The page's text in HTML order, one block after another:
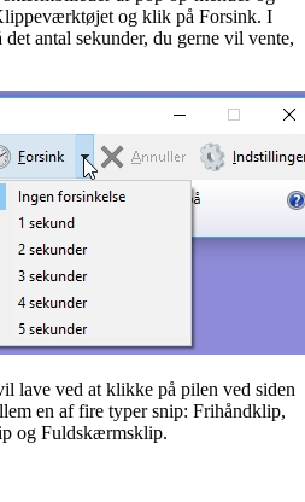
og klik på Forsink. I
antal sekunder, du gerne vil vente,
lave ved at klikke på pilen ved siden
en af fire typer snip: Frihåndklip,
og Fuldskærmsklip.